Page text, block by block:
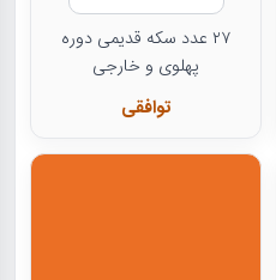
۲۷ عدد سکه قدیمی دوره
پهلوی و خارجی
توافقی